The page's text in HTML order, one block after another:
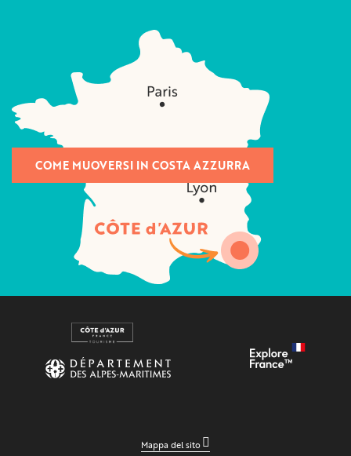
COME MUOVERSI IN COSTA AZZURRA
Mappa del sito